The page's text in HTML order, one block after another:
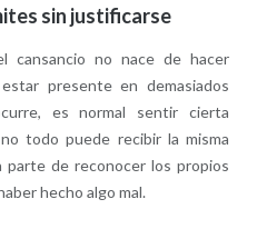
sin justificarse
cansancio no nace de hacer
presente en demasiados
es normal sentir cierta
todo puede recibir la misma
parte de reconocer los propios
hecho algo mal.